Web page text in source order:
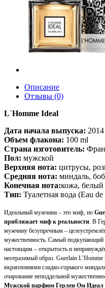
Описание
Отзывы (0)
L`Homme Ideal
Дата начала выпуска: 2014
Объем флакона: 100 ml
Страна изготовитель:
Пол: мужской
Верхняя нота: цитрусы,
Средняя нота: миндаль,
Конечная нота:кожа, белый
Тип: Туалетная вода (Eau
Идеальный мужчина – это миф, но
приближает миф к реальности. В
мужчину безупречным –
мужественность. Самый подкупающий
настоящим – открытость и
неотразимый образ. Guerlain
вкраплениями сладко-горького
очарование неподдельной
Мужской парфюм Герлен Ом Идеал